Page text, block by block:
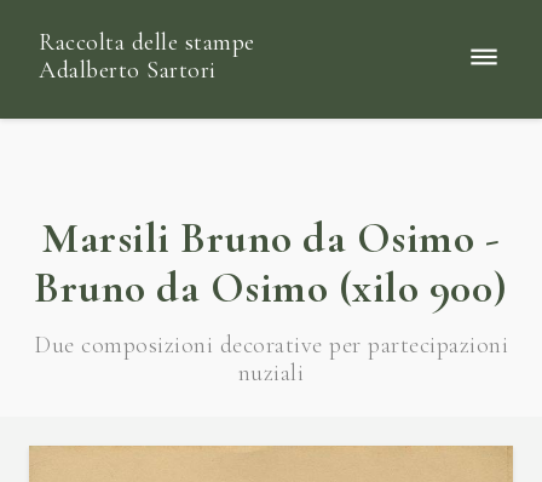
Raccolta delle stampe
Adalberto Sartori
Marsili Bruno da Osimo -
Bruno da Osimo (xilo 900)
Due composizioni decorative per partecipazioni
nuziali